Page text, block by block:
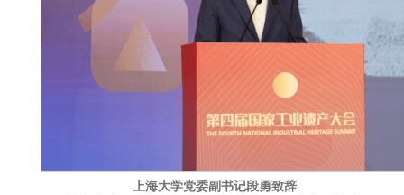
上海大学党委副书记段勇致辞